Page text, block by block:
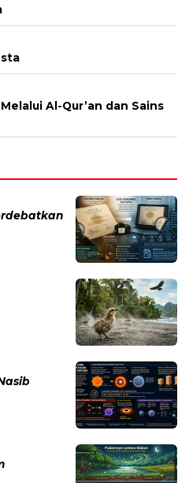
Al-Qur’an dan Sains